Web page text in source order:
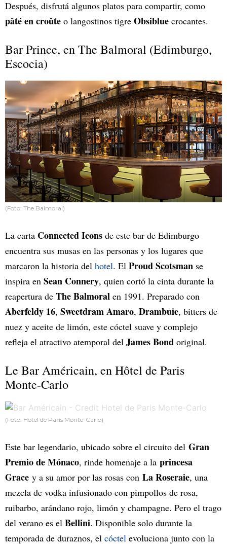
Después, disfrutá algunos platos para compartir, como
pâté en croûte o langostinos tigre Obsiblue crocantes.
Bar Prince, en The Balmoral (Edimburgo,
Escocia)
(Foto: The Balmoral)
La carta Connected Icons de este bar de Edimburgo
encuentra sus musas en las personas y los lugares que
marcaron la historia del hotel. El Proud Scotsman se
inspira en Sean Connery, quien cortó la cinta durante la
reapertura de The Balmoral en 1991. Preparado con
Aberfeldy 16, Sweetdram Amaro, Drambuie, bitters de
nuez y aceite de limón, este cóctel suave y complejo
refleja el atractivo atemporal del James Bond original.
Le Bar Américain, en Hôtel de Paris
Monte-Carlo
(Foto: Hotel de Paris Monte-Carlo)
Este bar legendario, ubicado sobre el circuito del Gran
Premio de Mónaco, rinde homenaje a la princesa
Grace y a su amor por las rosas con La Roseraie, una
mezcla de vodka infusionado con pimpollos de rosa,
ruibarbo, arándano rojo, limón y champagne. Pero el trago
del verano es el Bellini. Disponible solo durante la
temporada de duraznos, el cóctel evoluciona junto con la